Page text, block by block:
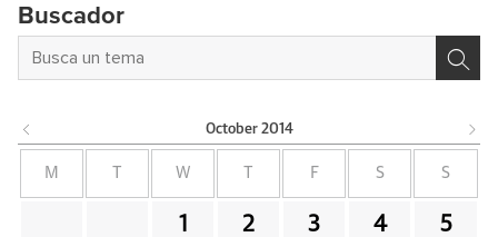
Buscador
October 2014
M W F S S
1 2 3 4 5